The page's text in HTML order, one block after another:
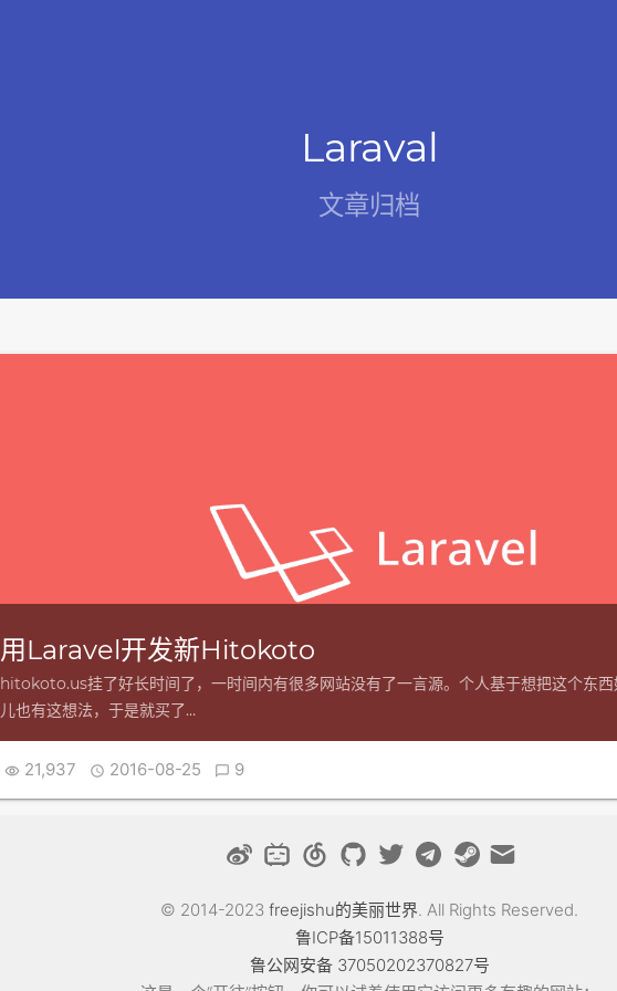
Laraval
文章归档
用Laravel开发新Hitokoto
hitokoto.us挂了好长时间了，一时间内有很多网站没有了一言源。个人基于想把这个东
儿也有这想法，于是就买了…
 21,937  2016-08-25  9
© 2014-2023 freejishu的美丽世界. All Rights Reserved.
鲁ICP备15011388号
鲁公网安备 37050202370827号